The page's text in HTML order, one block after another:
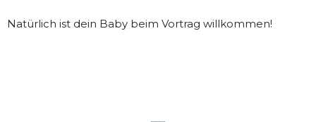
Natürlich ist dein Baby beim Vortrag willkommen!